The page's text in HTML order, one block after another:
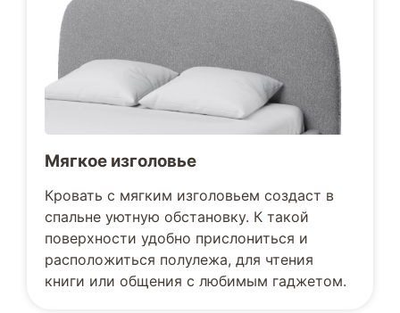
Мягкое изголовье
Кровать с мягким изголовьем создаст в
спальне уютную обстановку. К такой
поверхности удобно прислониться и
расположиться полулежа, для чтения
книги или общения с любимым гаджетом.